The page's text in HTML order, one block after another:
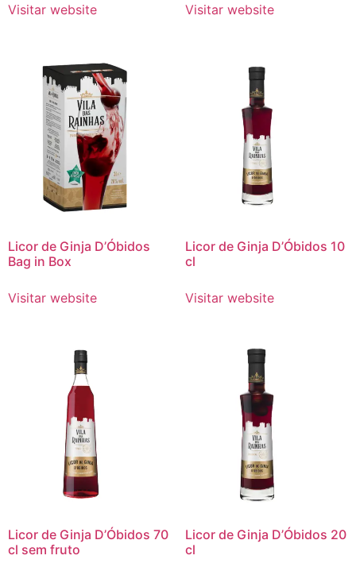
Visitar website Visitar website
Licor de Ginja D’Óbidos
Bag in Box
Visitar website
Licor de Ginja D’Óbidos 10
cl
Visitar website
Licor de Ginja D’Óbidos 70
cl sem fruto
Licor de Ginja D’Óbidos 20
cl